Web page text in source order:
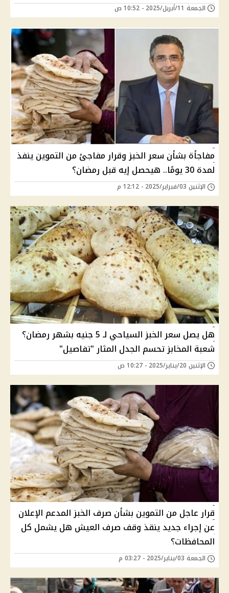
الجمعة 11/أبريل/2025 - 10:52 ص
مفاجأة بشأن سعر الخبز وقرار مفاجئ من التموين ينفذ
لمدة 30 يومًا.. هيحصل إيه قبل رمضان؟
الإثنين 03/فبراير/2025 - 12:12 م
هل يصل سعر الخبز السياحي لـ 5 جنيه بشهر رمضان؟
شعبة المخابز تحسم الجدل المثار "تفاصيل"
الإثنين 20/يناير/2025 - 10:27 ص
قرار عاجل من التموين بشأن صرف الخبز المدعم الإعلان
عن إجراء جديد ينقذ وقف صرف العيش هل يشمل كل
المحافظات؟
الجمعة 03/يناير/2025 - 03:27 م